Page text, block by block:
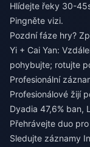
Hlídejte řeky 30-
Pingněte vizi.
Pozdní fáze hry?
Yi + Cai Yan:
pohybujte; rotujte
Profesionální
Profesionálové žijí
Dyadia 47,6% ban,
Přehrávejte duo
Sledujte záznamy